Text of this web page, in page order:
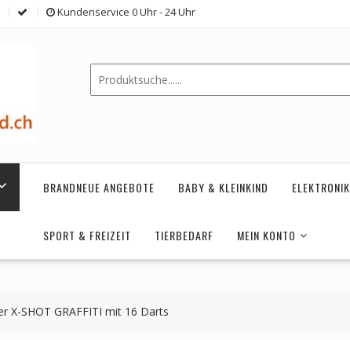
Kundenservice 0 Uhr - 24 Uhr
BRANDNEUE ANGEBOTE BABY & KLEINKIND ELEKTRONIK
SPORT & FREIZEIT TIERBEDARF MEIN KONTO
X-SHOT GRAFFITI mit 16 Darts